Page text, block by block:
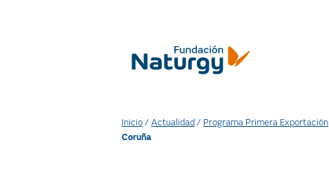
Inicio/Actualidad / Programa Primera Exportación
Coruña